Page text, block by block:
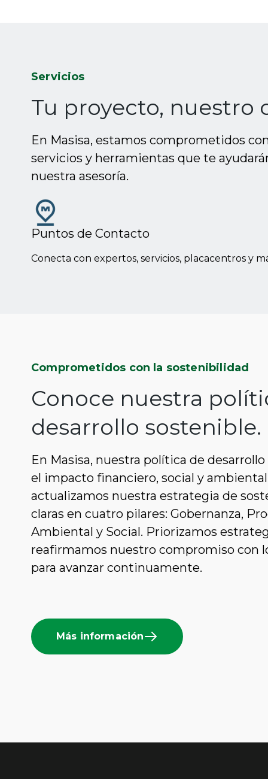
Servicios
Tu proyecto, nuestro
En Masisa, estamos comprometidos
servicios y herramientas que te
nuestra asesoría.
Puntos de Contacto
Conecta con expertos, servicios, placacentros y
Comprometidos con la sostenibilidad
Conoce nuestra
desarrollo sostenible.
En Masisa, nuestra política de
el impacto financiero, social y
actualizamos nuestra estrategia de
claras en cuatro pilares: Gobernanza,
Ambiental y Social. Priorizamos
reafirmamos nuestro compromiso con
para avanzar continuamente.
Más información